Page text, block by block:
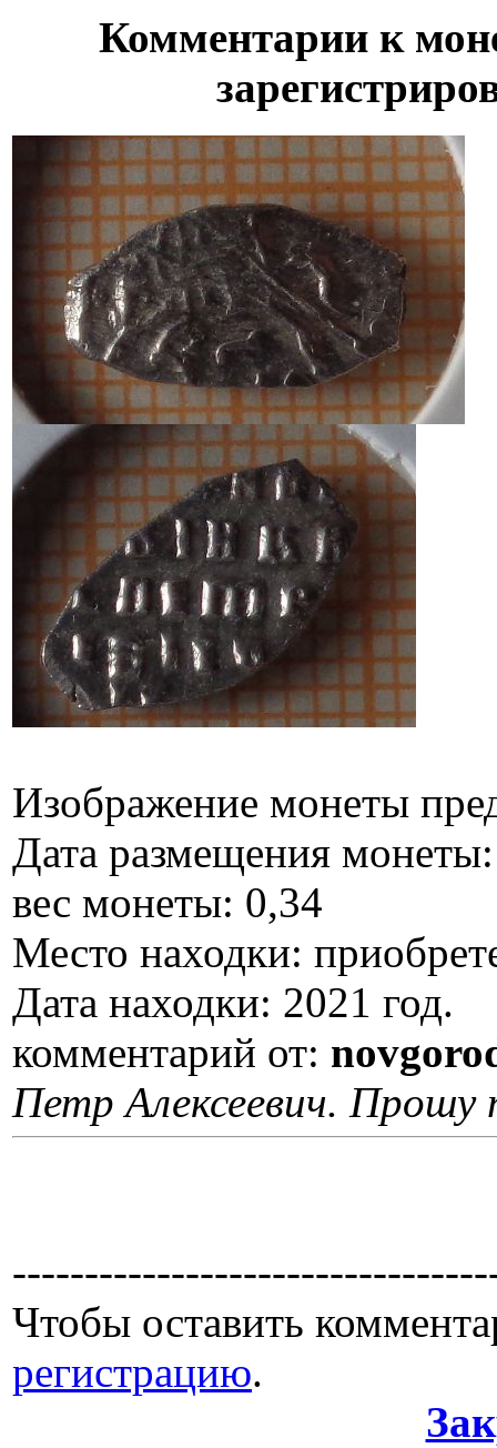
Комментарии к
Изображение монеты
Дата размещения
вес монеты: 0,34
Место находки:
Дата находки: 2021 год.
комментарий от:
Петр Алексеевич. Прошу
Чтобы оставить
регистрацию.